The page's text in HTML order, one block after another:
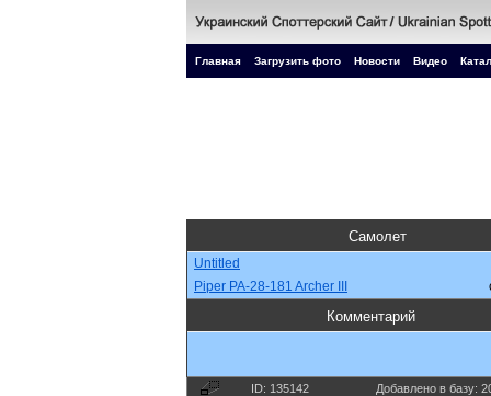
Главная Загрузить фото Новости Видео
Самолет
Untitled
Piper PA-28-181 Archer III
Комментарий
ID: 135142 Добавлено в базу: